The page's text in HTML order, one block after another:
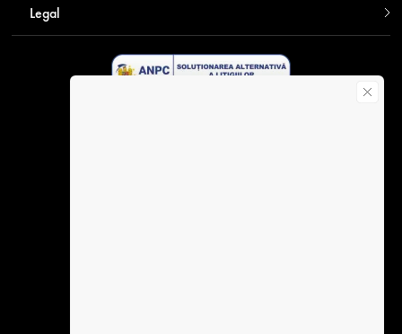
Legal